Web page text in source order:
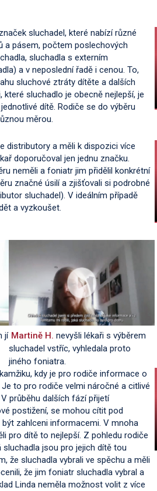
sluchadel, které nabízí různé
a pásem, počtem poslechových
sluchadla s externím
a v neposlední řadě i cenou. To,
sluchové ztráty dítěte a dalších
sluchadlo je obecně nejlepší, je
dítě. Rodiče se do výběru
měrou.
distributory a měli k dispozici více
doporučoval jen jednu značku.
neměli a foniatr jim přidělil konkrétní
značné úsilí a zjišťovali si podrobné
sluchadel). V ideálním případě
a vyzkoušet.
jí Martině H. nevyšli lékaři s výběrem
sluchadel vstříc, vyhledala proto
jiného foniatra.
kdy je pro rodiče informace o
to pro rodiče velmi náročné a citlivé
průběhu dalších fází přijetí
postižení, se mohou cítit pod
zahlceni informacemi. V mnoha
pro dítě to nejlepší. Z pohledu rodiče
jsou pro jejich dítě tou
že sluchadla vybrali ve spěchu a měli
že jim foniatr sluchadla vybral a
Linda neměla možnost volit z více